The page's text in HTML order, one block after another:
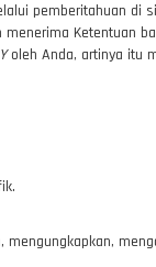
pemberitahuan di
Ketentuan
oleh Anda, artinya itu